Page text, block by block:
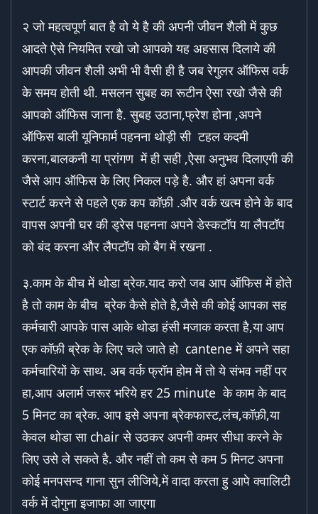
२ जो महत्वपूर्ण बात है वो ये है की अपनी जीवन शैली में कुछ
आदते ऐसे नियमित रखो जो आपको यह अहसास दिलाये की
आपकी जीवन शैली अभी भी वैसी ही है जब रेगुलर ऑफिस वर्क
के समय होती थी. मसलन सुबह का रूटीन ऐसा रखो जैसे की
आपको ऑफिस जाना है. सुबह उठाना,फ्रेश होना ,अपने
ऑफिस बाली यूनिफार्म पहनना थोड़ी सी टहल कदमी
करना,बालकनी या प्रांगण में ही सही ,ऐसा अनुभव दिलाएगी की
जैसे आप ऑफिस के लिए निकल पड़े है. और हां अपना वर्क
स्टार्ट करने से पहले एक कप कॉफ़ी .और वर्क खत्म होने के बाद
वापस अपनी घर की ड्रेस पहनना अपने डेस्कटॉप या लैपटॉप
को बंद करना और लैपटॉप को बैग में रखना .
३.काम के बीच में थोडा ब्रेक.याद करो जब आप ऑफिस में होते
है तो काम के बीच ब्रेक कैसे होते है,जैसे की कोई आपका सह
कर्मचारी आपके पास आके थोडा हंसी मजाक करता है,या आप
एक कॉफ़ी ब्रेक के लिए चले जाते हो cantene में अपने सहा
कर्मचारियों के साथ. अब वर्क फ्रॉम होम में तो ये संभव नहीं पर
हा,आप अलार्म जरूर भरिये हर 25 minute के काम के बाद
5 मिनट का ब्रेक. आप इसे अपना ब्रेकफास्ट,लंच,कॉफ़ी,या
केवल थोडा सा chair से उठकर अपनी कमर सीधा करने के
लिए उसे ले सकते है. और नहीं तो कम से कम 5 मिनट अपना
कोई मनपसन्द गाना सुन लीजिये,में वादा करता हु आपे क्वालिटी
वर्क में दोगुना इजाफा आ जाएगा